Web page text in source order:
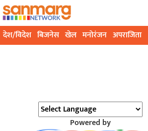
देश/विदेश बिजनेस खेल मनोरंजन अपराजिता
Powered by